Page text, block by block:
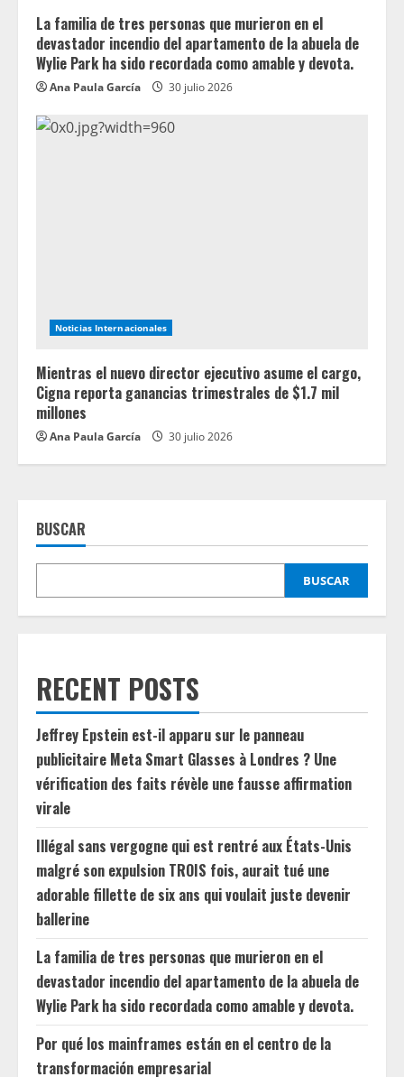
La familia de tres personas que murieron en el
devastador incendio del apartamento de la abuela de
Wylie Park ha sido recordada como amable y devota.
Ana Paula García 30 julio 2026
Noticias Internacionales
Mientras el nuevo director ejecutivo asume el cargo,
Cigna reporta ganancias trimestrales de $1.7 mil
millones
Ana Paula García 30 julio 2026
BUSCAR
BUSCAR
RECENT POSTS
Jeffrey Epstein est-il apparu sur le panneau
publicitaire Meta Smart Glasses à Londres ? Une
vérification des faits révèle une fausse affirmation
virale
Illégal sans vergogne qui est rentré aux États-Unis
malgré son expulsion TROIS fois, aurait tué une
adorable fillette de six ans qui voulait juste devenir
ballerine
La familia de tres personas que murieron en el
devastador incendio del apartamento de la abuela de
Wylie Park ha sido recordada como amable y devota.
Por qué los mainframes están en el centro de la
transformación empresarial